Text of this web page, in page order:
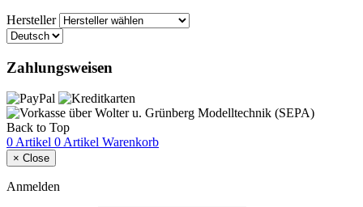
Hersteller
Zahlungsweisen
Back to Top
0 Artikel 0 Artikel Warenkorb
× Close
Anmelden